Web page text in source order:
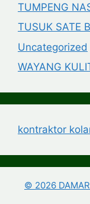
TUMPENG
TUSUK SATE
Uncategorized
WAYANG
kontraktor
© 2026